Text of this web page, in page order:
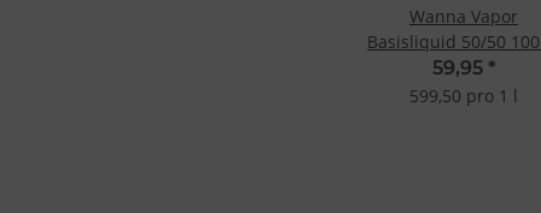
Wanna Vapor
Basisliquid 50/50
59,95 *
599,50 pro 1 l